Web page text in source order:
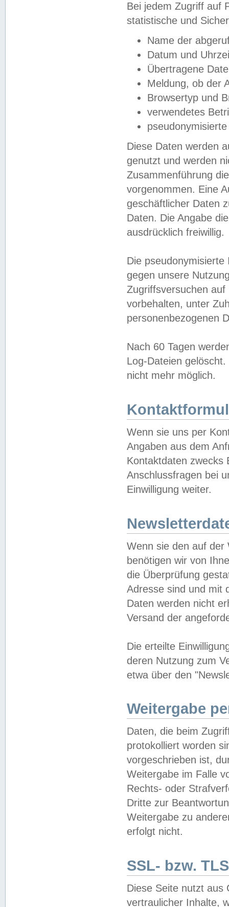
Bei jedem Zugriff auf
statistische und
Name der
Datum und
Übertragene
Meldung, ob der
Browsertyp und
verwendetes
Diese Daten werden
genutzt und werden
Zusammenführung
vorgenommen. Eine
geschäftlicher Daten
Daten. Die Angabe
ausdrücklich freiwillig.
Die
gegen unsere
Zugriffsversuchen
vorbehalten, unter
personenbezogenen
Nach 60 Tagen
Log-Dateien
nicht mehr möglich.
Wenn sie uns per
Angaben aus dem
Kontaktdaten zwecks
Anschlussfragen bei
Einwilligung weiter.
Wenn sie den auf der
benötigen wir von
die Überprüfung
Adresse sind und mit
Daten werden nicht
Versand der
Die erteilte
deren Nutzung zum
etwa über den
Weitergabe
Daten, die beim
protokolliert worden
vorgeschrieben ist,
Weitergabe im Falle
Rechts- oder
Dritte zur
Weitergabe zu
erfolgt nicht.
SSL- bzw.
Diese Seite nutzt aus
vertraulicher Inhalte,